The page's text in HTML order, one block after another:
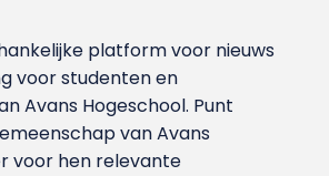
platform voor nieuws
voor studenten en
Avans Hoge­school. Punt
van Avans
voor hen relevante